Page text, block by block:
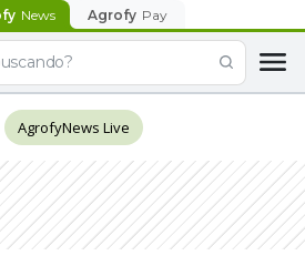
News Agrofy Pay
AgrofyNews Live